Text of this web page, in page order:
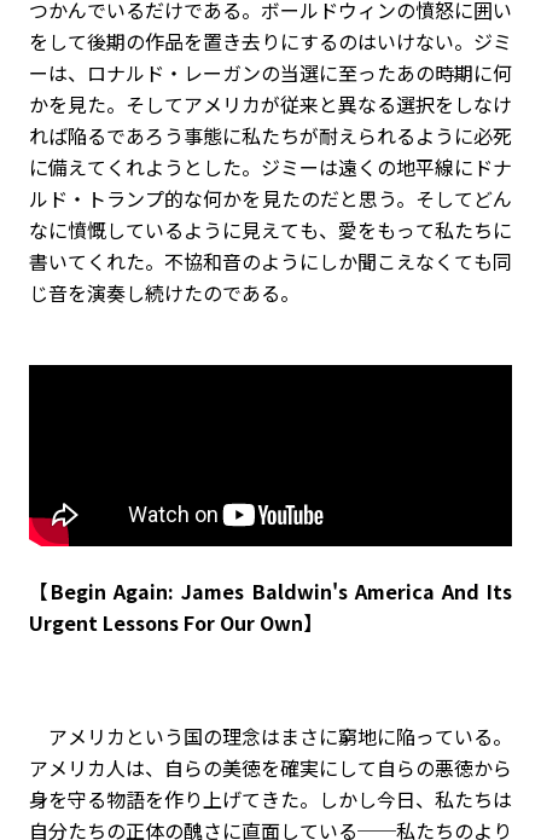
つかんでいるだけである。ボールドウィンの憤怒に囲い
をして後期の作品を置き去りにするのはいけない。ジミ
ーは、ロナルド・レーガンの当選に至ったあの時期に何
かを見た。そしてアメリカが従来と異なる選択をしなけ
れば陥るであろう事態に私たちが耐えられるように必死
に備えてくれようとした。ジミーは遠くの地平線にドナ
ルド・トランプ的な何かを見たのだと思う。そしてどん
なに憤慨しているように見えても、愛をもって私たちに
書いてくれた。不協和音のようにしか聞こえなくても同
じ音を演奏し続けたのである。
【Begin Again: James Baldwin's America And Its
Urgent Lessons For Our Own】
アメリカという国の理念はまさに窮地に陥っている。
アメリカ人は、自らの美徳を確実にして自らの悪徳から
身を守る物語を作り上げてきた。しかし今日、私たちは
自分たちの正体の醜さに直面している──私たちのより